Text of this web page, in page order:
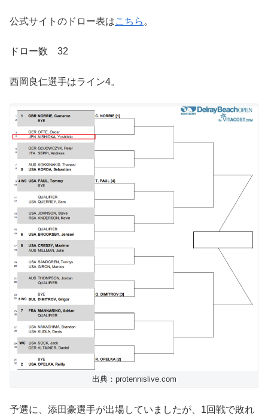
公式サイトのドロー表はこちら 。
ドロー数 32
西岡良仁選手はライン4。
出典：protennislive.com
予選に、添田豪選手が出場していましたが、1回戦で敗れ